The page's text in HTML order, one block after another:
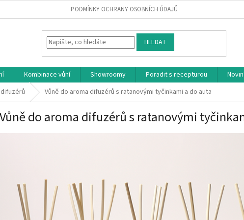
PODMÍNKY OCHRANY OSOBNÍCH ÚDAJŮ
HLEDAT
Kombinace vůní Showroomy Poradit s recepturou
Vůně do aroma difuzérů s ratanovými tyčinkami a do auta
Vůně do aroma difuzérů s ratanovými